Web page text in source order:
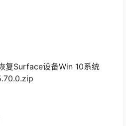
复Surface设备Win 10系统